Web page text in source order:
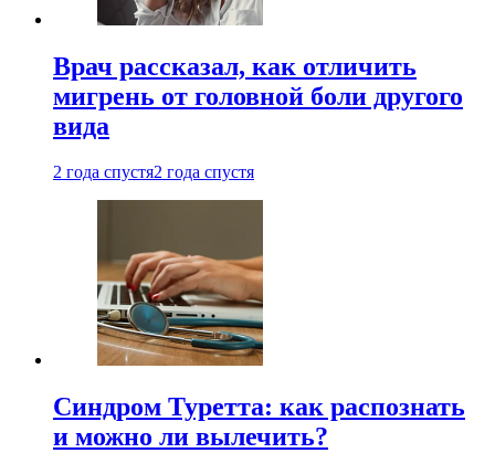
Врач рассказал, как отличить
мигрень от головной боли другого
вида
2 года спустя2 года спустя
Синдром Туретта: как распознать
и можно ли вылечить?